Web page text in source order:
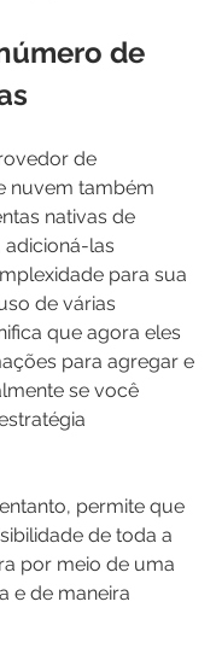
de
de
nuvem também
nativas de
las
para sua
de várias
que agora eles
para agregar e
se você
permite que
de toda a
por meio de uma
e de maneira